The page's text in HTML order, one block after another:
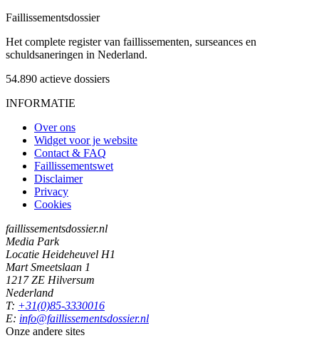
Faillissementsdossier
Het complete register van faillissementen, surseances en
schuldsaneringen in Nederland.
54.890 actieve dossiers
INFORMATIE
Over ons
Widget voor je website
Contact & FAQ
Faillissementswet
Disclaimer
Privacy
Cookies
faillissementsdossier.nl
Media Park
Locatie Heideheuvel H1
Mart Smeetslaan 1
1217 ZE Hilversum
Nederland
T: +31(0)85-3330016
E: info@faillissementsdossier.nl
Onze andere sites